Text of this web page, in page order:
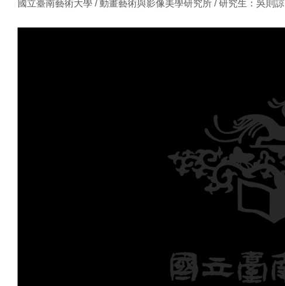
國立臺南藝術大學 / 動畫藝術與影像美學研究所 / 研究生：吳則諒